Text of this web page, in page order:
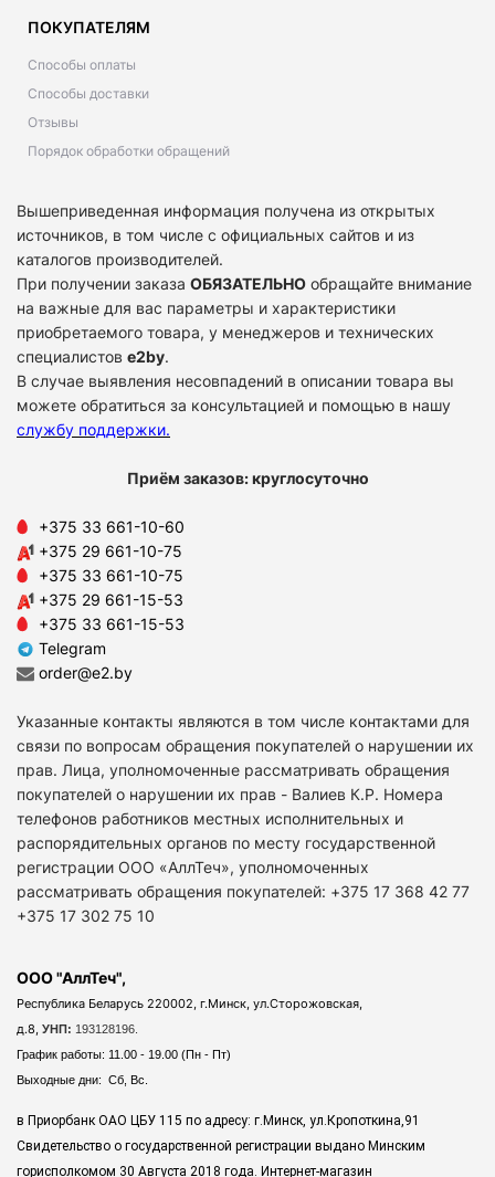
ПОКУПАТЕЛЯМ
Способы оплаты
Способы доставки
Отзывы
Порядок обработки обращений
Вышеприведенная информация получена из открытых
источников, в том числе с официальных сайтов и из
каталогов производителей.
При получении заказа ОБЯЗАТЕЛЬНО обращайте внимание
на важные для вас параметры и характеристики
приобретаемого товара, у менеджеров и технических
специалистов e2by.
В случае выявления несовпадений в описании товара вы
можете обратиться за консультацией и помощью в нашу
службу поддержки.
Приём заказов: круглосуточно
+375 33 661-10-60
+375 29 661-10-75
+375 33 661-10-75
+375 29 661-15-53
+375 33 661-15-53
Telegram
order@e2.by
Указанные контакты являются в том числе контактами для
связи по вопросам обращения покупателей о нарушении их
прав. Лица, уполномоченные рассматривать обращения
покупателей о нарушении их прав - Валиев К.Р. Номера
телефонов работников местных исполнительных и
распорядительных органов по месту государственной
регистрации ООО «АллТеч», уполномоченных
рассматривать обращения покупателей: +375 17 368 42 77
+375 17 302 75 10
ООО "АллТеч",
Республика Беларусь 220002, г.Минск, ул.Сторожовская,
д.8, УНП: 193128196.
График работы: 11.00 - 19.00 (Пн - Пт)
Выходные дни: Сб, Вс.
в Приорбанк ОАО ЦБУ 115 по адресу: г.Минск, ул.Кропоткина,91
Свидетельство о государственной регистрации выдано Минским
горисполкомом 30 Августа 2018 года. Интернет-магазин